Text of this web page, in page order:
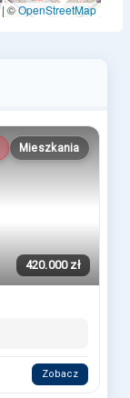
| ©OpenStreetMap
Mieszkania
420.000 zł
Zobacz